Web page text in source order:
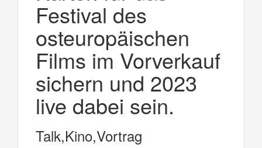
Festival des
osteuropäischen
Films im Vorverkauf
sichern und 2023
live dabei sein.
Talk,Kino,Vortrag